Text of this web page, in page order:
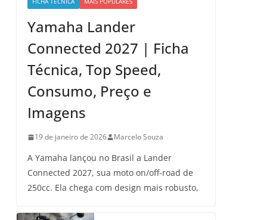
Yamaha Lander
Connected 2027 | Ficha
Técnica, Top Speed,
Consumo, Preço e
Imagens
19 de janeiro de 2026 Marcelo Souza
A Yamaha lançou no Brasil a Lander
Connected 2027, sua moto on/off-road de
250cc. Ela chega com design mais robusto,